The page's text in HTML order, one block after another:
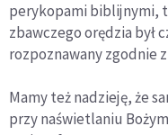
perykopami biblijnymi,
zbawczego orędzia był
rozpoznawany zgodnie z
Mamy też nadzieję, że
przy naświetlaniu